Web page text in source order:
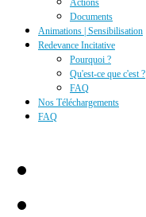
Actions
Documents
Animations | Sensibilisation
Redevance Incitative
Pourquoi ?
Qu'est-ce que c'est ?
FAQ
Nos Téléchargements
FAQ